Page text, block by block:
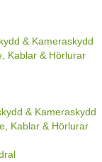
& Kameraskydd
Kablar & Hörlurar
& Kameraskydd
Kablar & Hörlurar